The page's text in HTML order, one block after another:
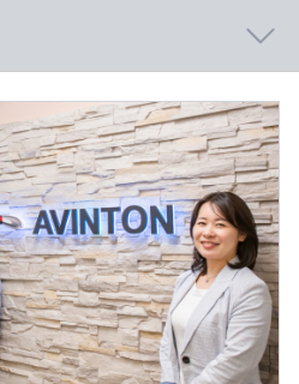
えて社員一人ひとりの進捗を
の定例面談できめ細やかなサ
。
めのTarent Deveropmentチー
（成長計画）」を作成し計画に
す。
張ればいいか」が明確なので着
ける環境です！
テンツを少しだけご紹介しま
分／57,000円）を含みま
有無にかかわらず支給。
働は割増支給。
保証するものではありません）